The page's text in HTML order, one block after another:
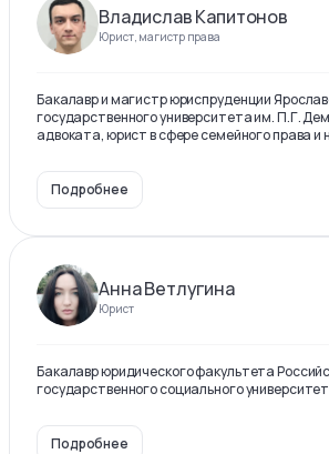
Владислав Капитонов
Юрист, магистр права
Бакалавр и магистр юриспруденции
государственного университета им. П.Г.
адвоката, юрист в сфере семейного права
Подробнее
Анна Ветлугина
Юрист
Бакалавр юридического факультета
государственного социального
Подробнее